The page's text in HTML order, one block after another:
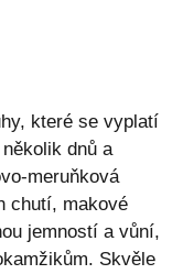
které se vyplatí
dnů a
meruňková
chutí, makové
jemností a vůní,
Skvěle